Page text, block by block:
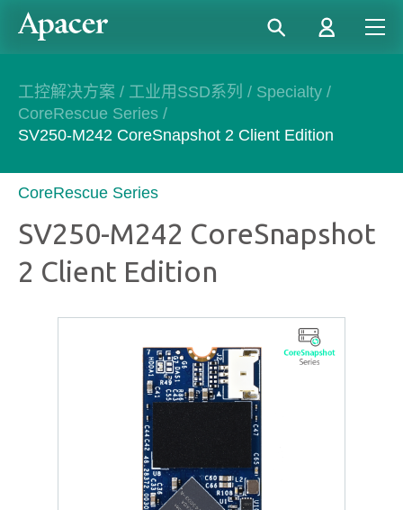
工控解决方案 / 工业用SSD系列 / Specialty /
CoreRescue Series /
SV250-M242 CoreSnapshot 2 Client Edition
CoreRescue Series
SV250-M242 CoreSnapshot
2 Client Edition